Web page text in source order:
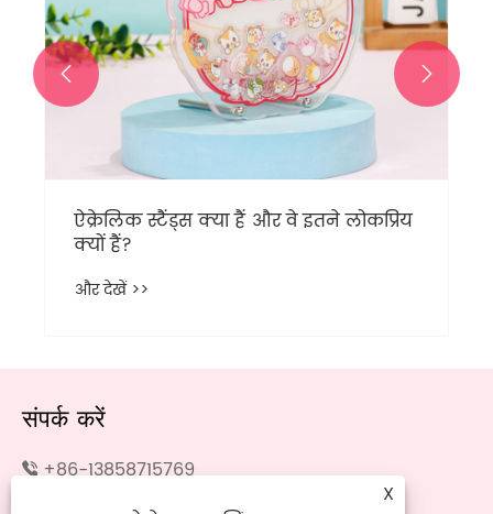
 
संपर्क करें
+86-13858715769
X